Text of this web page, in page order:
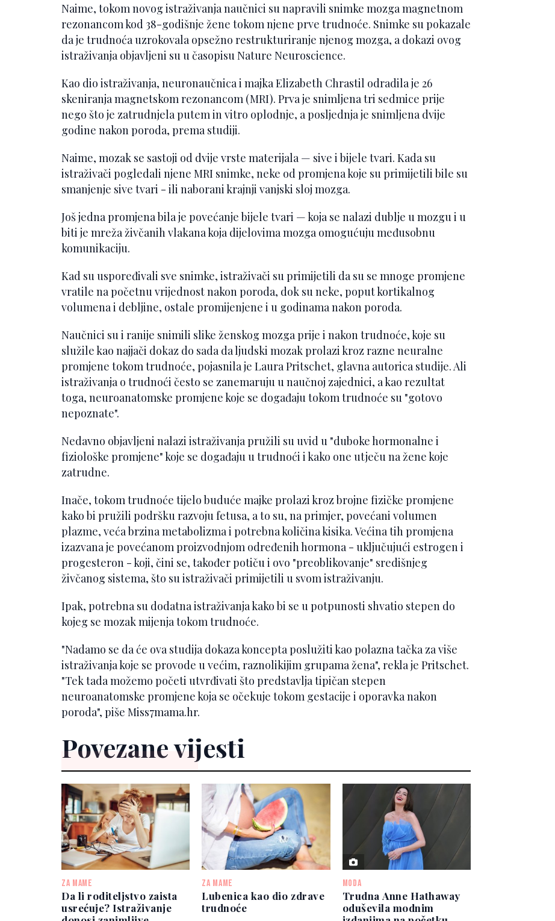
Naime, tokom novog istraživanja naučnici su napravili snimke mozga magnetnom
rezonancom kod 38-godišnje žene tokom njene prve trudnoće. Snimke su pokazale
da je trudnoća uzrokovala opsežno restrukturiranje njenog mozga, a dokazi ovog
istraživanja objavljeni su u časopisu Nature Neuroscience.
Kao dio istraživanja, neuronaučnica i majka Elizabeth Chrastil odradila je 26
skeniranja magnetskom rezonancom (MRI). Prva je snimljena tri sedmice prije
nego što je zatrudnjela putem in vitro oplodnje, a posljednja je snimljena dvije
godine nakon poroda, prema studiji.
Naime, mozak se sastoji od dvije vrste materijala — sive i bijele tvari. Kada su
istraživači pogledali njene MRI snimke, neke od promjena koje su primijetili bile su
smanjenje sive tvari - ili naborani krajnji vanjski sloj mozga.
Još jedna promjena bila je povećanje bijele tvari — koja se nalazi dublje u mozgu i u
biti je mreža živčanih vlakana koja dijelovima mozga omogućuju međusobnu
komunikaciju.
Kad su uspoređivali sve snimke, istraživači su primijetili da su se mnoge promjene
vratile na početnu vrijednost nakon poroda, dok su neke, poput kortikalnog
volumena i debljine, ostale promijenjene i u godinama nakon poroda.
Naučnici su i ranije snimili slike ženskog mozga prije i nakon trudnoće, koje su
služile kao najjači dokaz do sada da ljudski mozak prolazi kroz razne neuralne
promjene tokom trudnoće, pojasnila je Laura Pritschet, glavna autorica studije. Ali
istraživanja o trudnoći često se zanemaruju u naučnoj zajednici, a kao rezultat
toga, neuroanatomske promjene koje se događaju tokom trudnoće su "gotovo
nepoznate".
Nedavno objavljeni nalazi istraživanja pružili su uvid u "duboke hormonalne i
fiziološke promjene" koje se događaju u trudnoći i kako one utječu na žene koje
zatrudne.
Inače, tokom trudnoće tijelo buduće majke prolazi kroz brojne fizičke promjene
kako bi pružili podršku razvoju fetusa, a to su, na primjer, povećani volumen
plazme, veća brzina metabolizma i potrebna količina kisika. Većina tih promjena
izazvana je povećanom proizvodnjom određenih hormona - uključujući estrogen i
progesteron - koji, čini se, također potiču i ovo "preoblikovanje" središnjeg
živčanog sistema, što su istraživači primijetili u svom istraživanju.
Ipak, potrebna su dodatna istraživanja kako bi se u potpunosti shvatio stepen do
kojeg se mozak mijenja tokom trudnoće.
"Nadamo se da će ova studija dokaza koncepta poslužiti kao polazna tačka za više
istraživanja koje se provode u većim, raznolikijim grupama žena", rekla je Pritschet.
"Tek tada možemo početi utvrđivati ​​što predstavlja tipičan stepen
neuroanatomske promjene koja se očekuje tokom gestacije i oporavka nakon
poroda", piše Miss7mama.hr.
Povezane vijesti
ZA MAME
Da li roditeljstvo zaista
usrećuje? Istraživanje
ZA MAME
Lubenica kao dio zdrave
trudnoće
MODA
Trudna Anne Hathaway
oduševila modnim